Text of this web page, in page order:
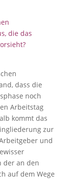
die das
dass die
noch
Arbeitstag
kommt das
zur
und
der an den
auf dem Wege